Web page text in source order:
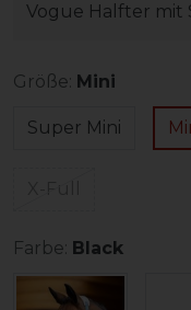
Vogue Halfter mit
Größe: Mini
Super Mini
Farbe: Black